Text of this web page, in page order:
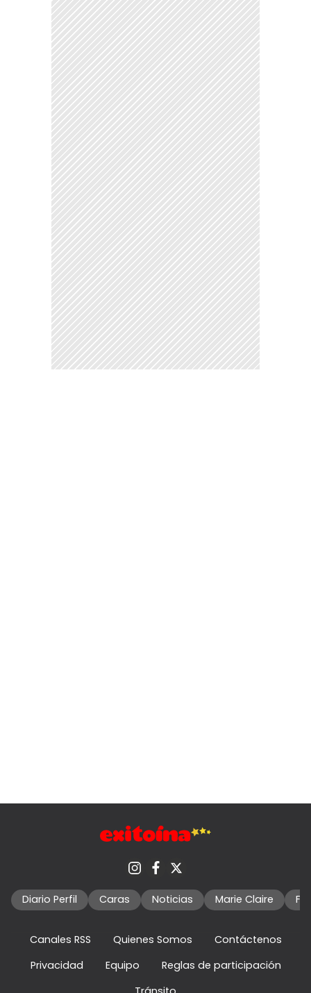
Diario Perfil Caras Noticias Marie Claire
Canales RSS Quienes Somos
Contáctenos
Privacidad
Equipo
Reglas de participación